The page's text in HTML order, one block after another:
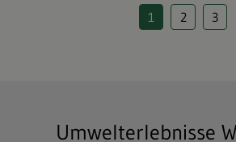
Page
1 Page
2 Page
3